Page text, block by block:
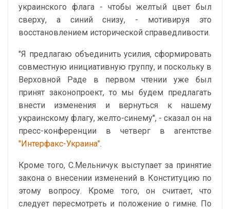
украинского флага - чтобы желтый цвет был
сверху, а синий снизу, - мотивируя это
восстановлением исторической справедливости.
"Я предлагаю объединить усилия, сформировать
совместную инициативную группу, и поскольку в
Верховной Раде в первом чтении уже был
принят законопроект, то мы будем предлагать
внести изменения и вернуться к нашему
украинскому флагу, желто-синему", - сказал он на
пресс-конференции в четверг в агентстве
"Интерфакс-Украина".
Кроме того, С.Мельничук выступает за принятие
закона о внесении изменений в Конституцию по
этому вопросу. Кроме того, он считает, что
следует пересмотреть и положение о гимне. По